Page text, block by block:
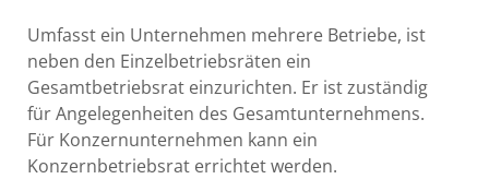
Umfasst ein Unternehmen mehrere Betriebe, ist
neben den Einzelbetriebsräten ein
Gesamtbetriebsrat einzurichten. Er ist zuständig
für Angelegenheiten des Gesamtunternehmens.
Für Konzernunternehmen kann ein
Konzernbetriebsrat errichtet werden.